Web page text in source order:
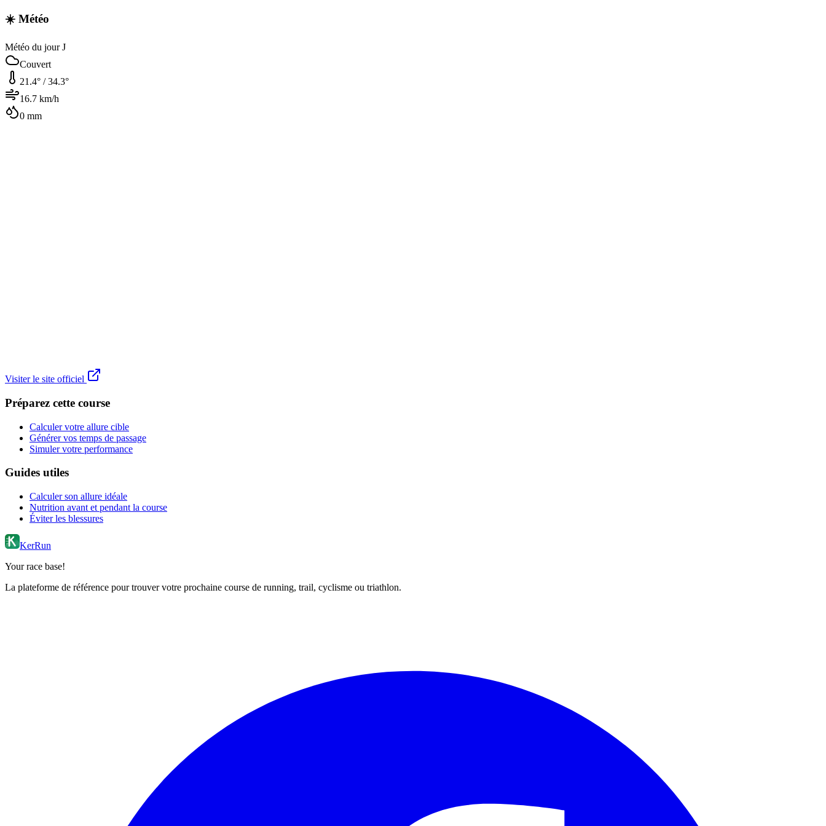
☀️ Météo
Météo du jour J
Couvert
21.4° /34.3°
16.7 km/h
0 mm
Visiter le site officiel
Préparez cette course
Calculer votre allure cible
Générer vos temps de passage
Simuler votre performance
Guides utiles
Calculer son allure idéale
Nutrition avant et pendant la course
Éviter les blessures
KerRun
Your race base!
La plateforme de référence pour trouver votre prochaine course de running, trail, cyclisme ou triathlon.